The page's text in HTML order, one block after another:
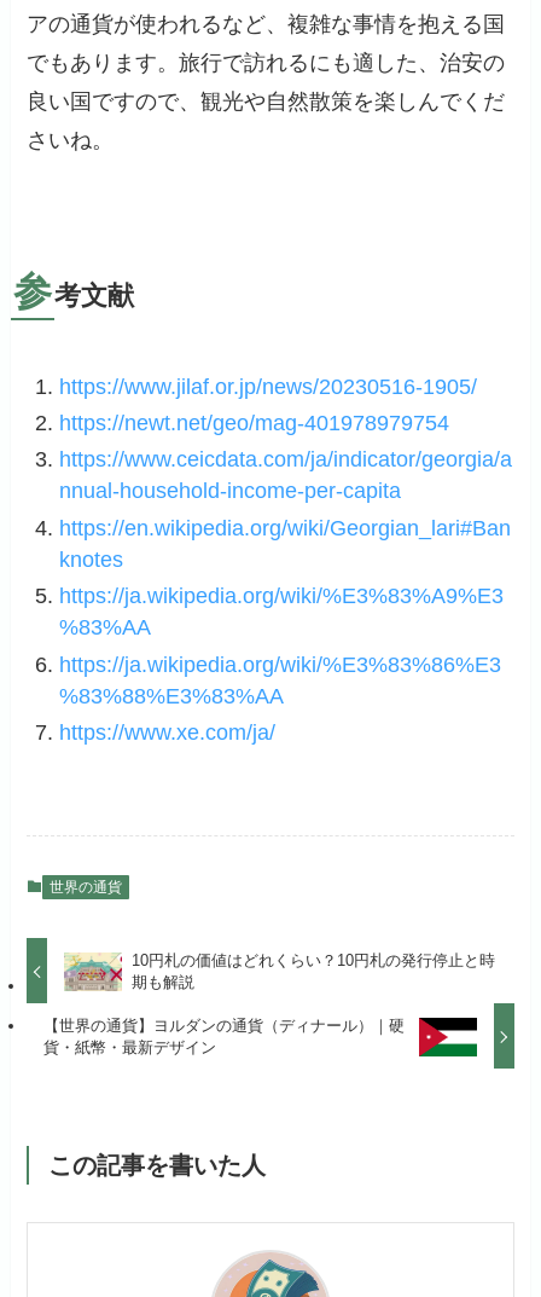
アの通貨が使われるなど、複雑な事情を抱える国
でもあります。旅行で訪れるにも適した、治安の
良い国ですので、観光や自然散策を楽しんでくだ
さいね。
参考文献
https://www.jilaf.or.jp/news/20230516-1905/
https://newt.net/geo/mag-401978979754
https://www.ceicdata.com/ja/indicator/georgia/a
nnual-household-income-per-capita
https://en.wikipedia.org/wiki/Georgian_lari#Ban
knotes
https://ja.wikipedia.org/wiki/%E3%83%A9%E3
%83%AA
https://ja.wikipedia.org/wiki/%E3%83%86%E3
%83%88%E3%83%AA
https://www.xe.com/ja/
世界の通貨
10円札の価値はどれくらい？10円札の発行停止と時
期も解説
【世界の通貨】ヨルダンの通貨（ディナール）｜硬
貨・紙幣・最新デザイン
この記事を書いた人